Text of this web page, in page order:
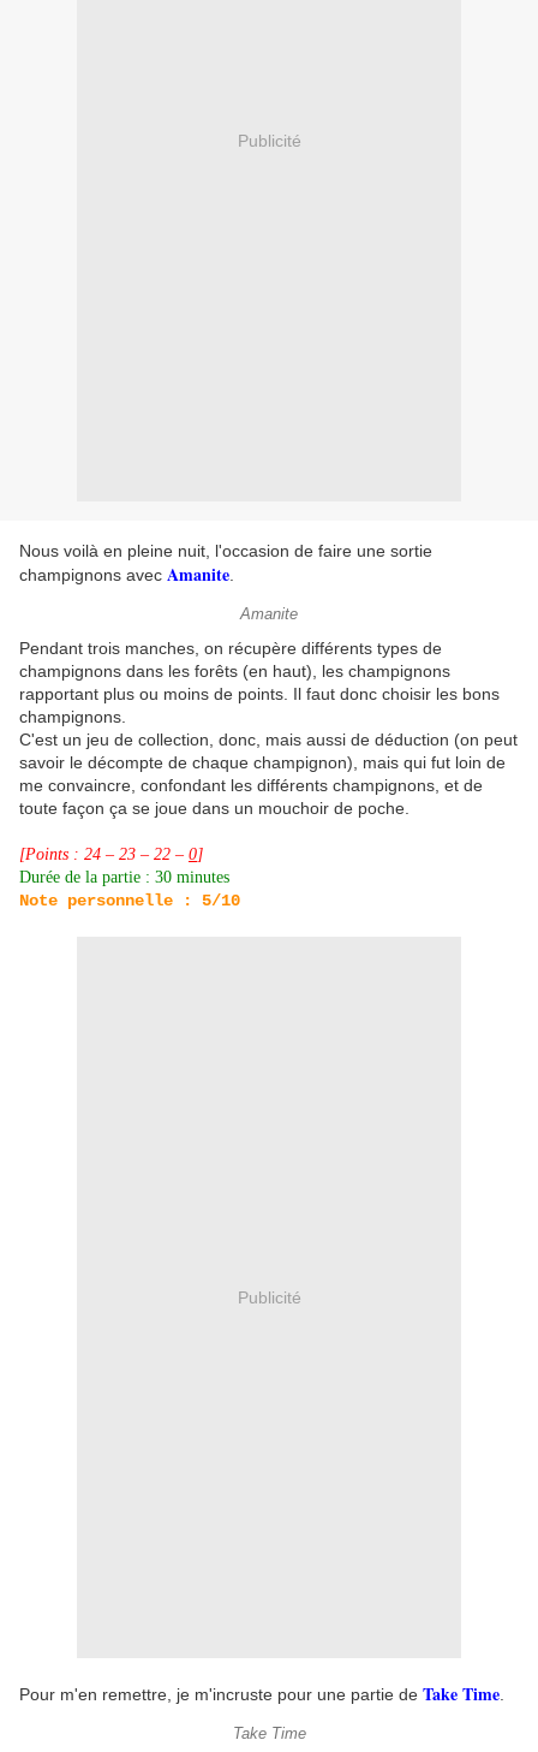
Publicité
Nous voilà en pleine nuit, l'occasion de faire une sortie
champignons avec Amanite
Amanite
Pendant trois manches, on récupère différents types de
champignons dans les forêts (en haut), les champignons
rapportant plus ou moins de points. Il faut donc choisir les bons
champignons.
C'est un jeu de collection, donc, mais aussi de déduction (on peut
savoir le décompte de chaque champignon), mais qui fut loin de
me convaincre, confondant les différents champignons, et de
toute façon ça se joue dans un mouchoir de poche.
[Points : 24 – 23 – 22 – 0]
Durée de la partie : 30 minutes
Note personnelle : 5/10
Publicité
Pour m'en remettre, je m'incruste pour une partie de Take Time
Take Time